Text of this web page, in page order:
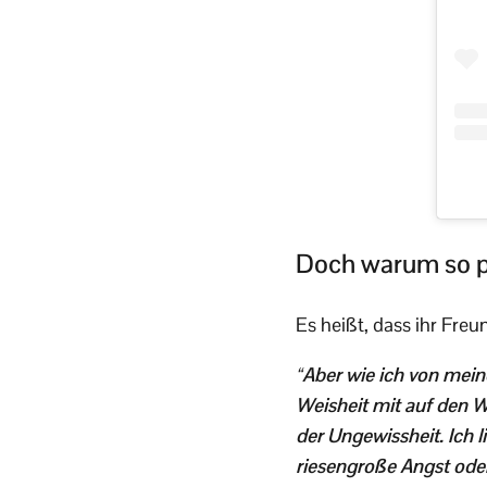
Doch warum so
Es heißt, dass ihr
“Aber wie ich von
Weisheit mit auf den
der Ungewissheit. Ich
riesengroße Angst